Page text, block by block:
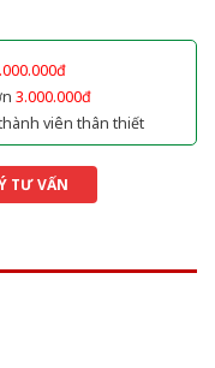
3.000.000đ
viên thân thiết
TƯ VẤN